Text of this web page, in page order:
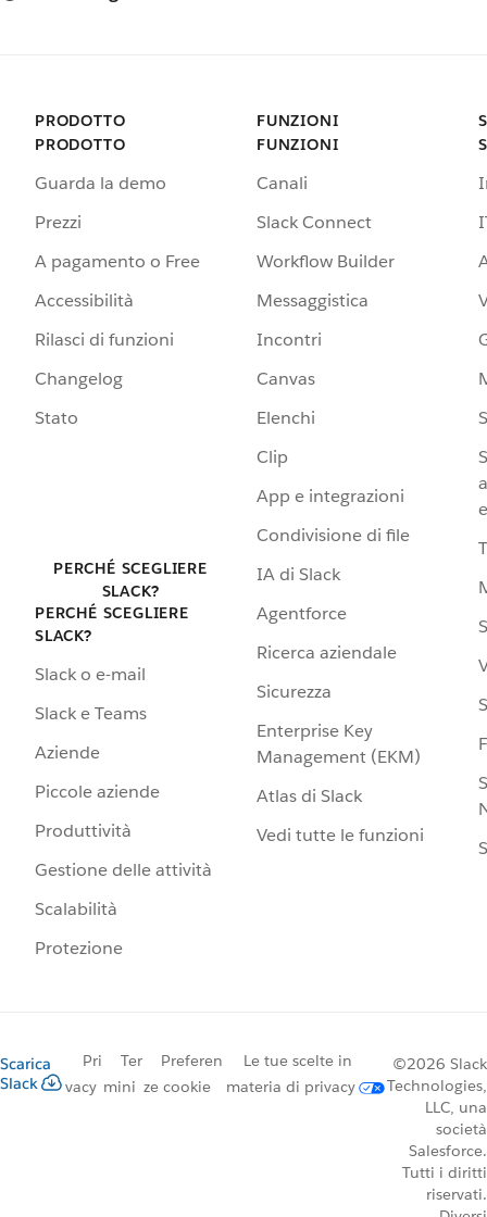
PRODOTTO
PRODOTTO
Guarda la demo
Prezzi
A pagamento o Free
Accessibilità
Rilasci di funzioni
Changelog
Stato
PERCHÉ SCEGLIERE
SLACK?
PERCHÉ SCEGLIERE
SLACK?
Slack o e-mail
Slack e Teams
Aziende
Piccole aziende
Produttività
Gestione delle attività
Scalabilità
Protezione
FUNZIONI
FUNZIONI
Canali
Slack Connect
Workflow Builder
Messaggistica
Incontri
Canvas
Elenchi
Clip
App e integrazioni
Condivisione di file
IA di Slack
Agentforce
Ricerca aziendale
Sicurezza
Enterprise Key
Management (EKM)
Atlas di Slack
Vedi tutte le funzioni
Scarica
Slack
Pri
vacy
Ter
mini
Preferen
ze cookie
Le tue scelte in
materia di privacy
©2026 Slack
Technologies,
LLC, una
società
Salesforce.
Tutti i diritti
riservati.